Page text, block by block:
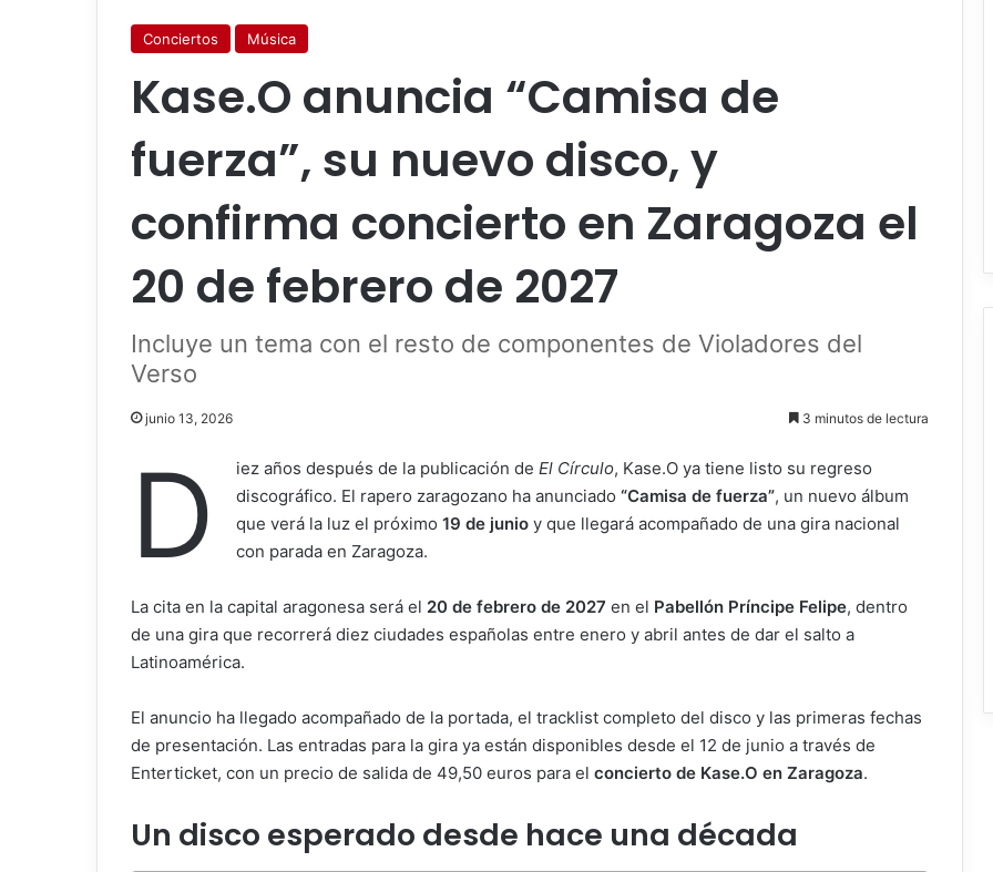
Conciertos Música
Kase.O anuncia “Camisa de
fuerza”, su nuevo disco, y
confirma concierto en Zaragoza el
20 de febrero de 2027
Incluye un tema con el resto de componentes de Violadores del
Verso
junio 13, 2026 3 minutos de lectura
D iez años después de la publicación de El Círculo, Kase.O ya tiene listo su regreso
discográfico. El rapero zaragozano ha anunciado “Camisa de fuerza”, un nuevo álbum
que verá la luz el próximo 19 de junio y que llegará acompañado de una gira nacional
con parada en Zaragoza.
La cita en la capital aragonesa será el 20 de febrero de 2027 en el Pabellón Príncipe Felipe, dentro
de una gira que recorrerá diez ciudades españolas entre enero y abril antes de dar el salto a
Latinoamérica.
El anuncio ha llegado acompañado de la portada, el tracklist completo del disco y las primeras fechas
de presentación. Las entradas para la gira ya están disponibles desde el 12 de junio a través de
Enterticket, con un precio de salida de 49,50 euros para el concierto de Kase.O en Zaragoza.
Un disco esperado desde hace una década